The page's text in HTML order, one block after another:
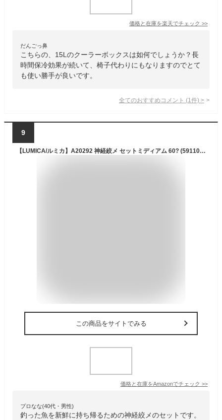
価格と在庫を楽天でチェック >>
だんごっ鼻
こちらの、15Lのクーラーボックスは如何でしょうか？長
時間保冷効果が続いて、椅子代わりにもなりますのでとて
も使い勝手が良いです。
全てのおすすめコメント (1 件) >
9
【LUMICA/ルミカ】A20292 神経絞メ セットミディアム 60? (591104) 神経締め 中型魚
この商品をサイトでみる
価格と在庫をAmazonでチェック >>
プロなな(40代・男性)
釣った魚を新鮮に持ち帰るための神経絞メのセットです。